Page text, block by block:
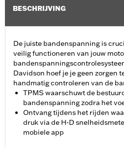
BESCHRIJVING
De juiste bandenspanning is
veilig functioneren van jouw
Davidson hoef je je geen zorgen
handmatig controleren van de
TPMS waarschuwt de
bandenspanning zodra het
Ontvang tijdens het rijden
druk via de H-D
mobiele app